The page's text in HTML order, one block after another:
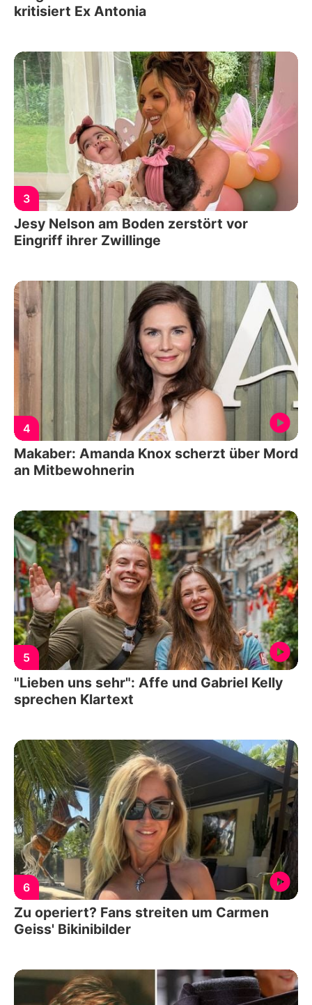
kritisiert Ex Antonia
3
Jesy Nelson am Boden zerstört vor
Eingriff ihrer Zwillinge
4
Makaber: Amanda Knox scherzt über Mord
an Mitbewohnerin
5
"Lieben uns sehr": Affe und Gabriel Kelly
sprechen Klartext
6
Zu operiert? Fans streiten um Carmen
Geiss' Bikinibilder